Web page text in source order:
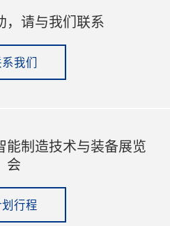
，请与我们联系
我们
能制造技术与装备展览
会
行程